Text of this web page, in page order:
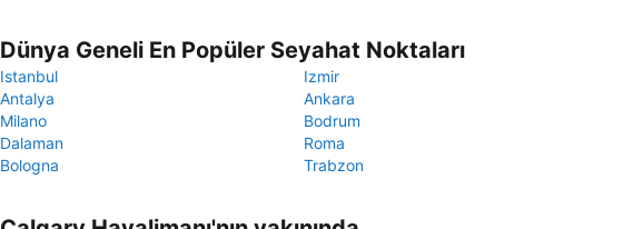
Dünya Geneli En Popüler Seyahat Noktaları
Istanbul
Izmir
Antalya
Ankara
Milano
Bodrum
Dalaman
Roma
Bologna
Trabzon